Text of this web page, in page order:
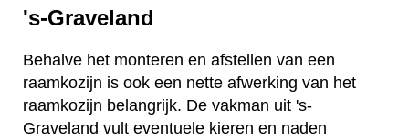
's-Graveland
Behalve het monteren en afstellen van een
raamkozijn is ook een nette afwerking van het
raamkozijn belangrijk. De vakman uit 's-
Graveland vult eventuele kieren en naden